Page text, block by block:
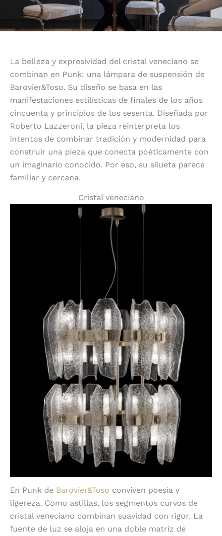
La belleza y expresividad del cristal veneciano se
combinan en Punk: una lámpara de suspensión de
Barovier&Toso. Su diseño se basa en las
manifestaciones estilísticas de finales de los años
cincuenta y principios de los sesenta. Diseñada por
Roberto Lazzeroni, la pieza reinterpreta los
intentos de combinar tradición y modernidad para
construir una pieza que conecta poéticamente con
un imaginario conocido. Por eso, su silueta parece
familiar y cercana.
Cristal veneciano
En Punk de Barovier&Toso conviven poesía y
ligereza. Como astillas, los segmentos curvos de
cristal veneciano combinan suavidad con rigor. La
fuente de luz se aloja en una doble matriz de